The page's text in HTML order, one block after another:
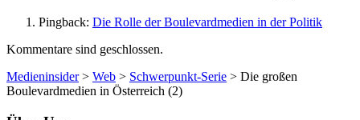
Pingback: Die Rolle der Boulevardmedien in der Politik
Kommentare sind geschlossen.
Medieninsider> Web > Schwerpunkt-Serie > Die großen
Boulevardmedien in Österreich (2)